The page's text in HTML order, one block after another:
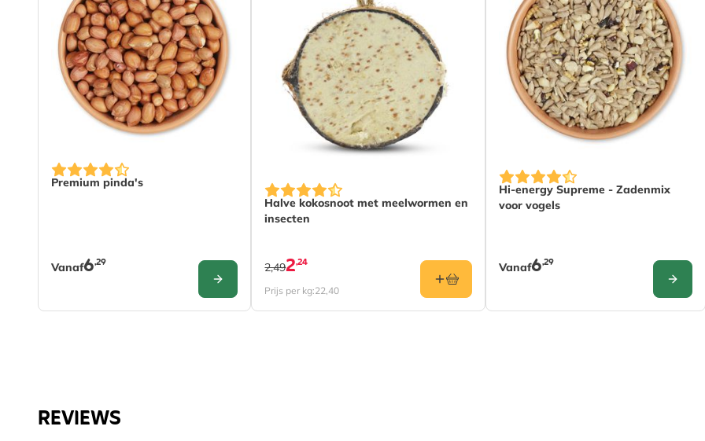
Premium pinda's
De prijs is afhankelijk van de gekozen opties op de productpagina
Vanaf6,29
CONFIGURE
Halve kokosnoot met meelwormen en
insecten
2,24
2,49
Prijs per kg:22,40
Hi-energy Supreme - Zadenmix
voor vogels
De prijs is afhankelijk van de
Vanaf6,29
REVIEWS